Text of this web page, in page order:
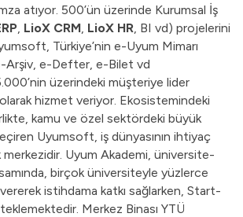
atıyor. 500’ün üzerinde Kurumsal İş
, LioX CRM, LioX HR, BI vd) projelerini
Türkiye’nin e-Uyum Mimarı
Arşiv, e-Defter, e-Bilet vd
üzerindeki müşteriye lider
hizmet veriyor. Ekosistemindeki
kamu ve özel sektördeki büyük
Uyumsoft, iş dünyasının ihtiyaç
Uyum Akademi, üniversite-
birçok üniversiteyle yüzlerce
istihdama katkı sağlarken, Start-
Merkez Binası YTÜ